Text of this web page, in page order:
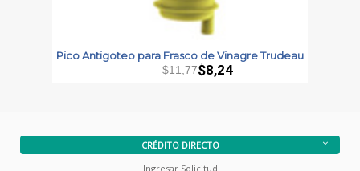
Pico Antigoteo para Frasco de Vinagre Trudeau
$11,77$8,24
CRÉDITO DIRECTO
Ingresar Solicitud